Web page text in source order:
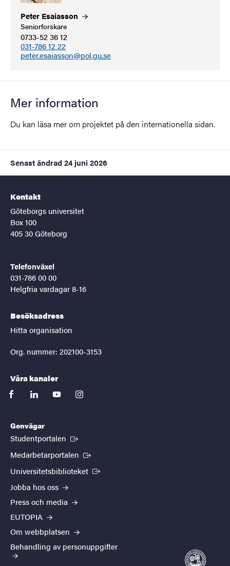
Peter Esaiasson
Seniorforskare
0733-52 36 12
031-786 12 22
peter.esaiasson@pol.gu.se
Mer information
Du kan läsa mer om projektet på den internationella sidan.
Senast ändrad 24 juni 2026
Kontakt
Göteborgs universitet
Box 100
405 30 Göteborg
Telefonväxel
031-786 00 00
Helgfria vardagar 8-16
Besöksadress
Hitta organisation
Org. nummer: 202100-3153
Våra kanaler
facebooklinkedinyoutubeinstagram
Genvägar
Studentportalen (Extern länk)
Medarbetarportalen (Extern länk)
Universitetsbiblioteket (Extern länk)
Jobba hos oss
Press och media
EUTOPIA
Om webbplatsen
Behandling av personuppgifter